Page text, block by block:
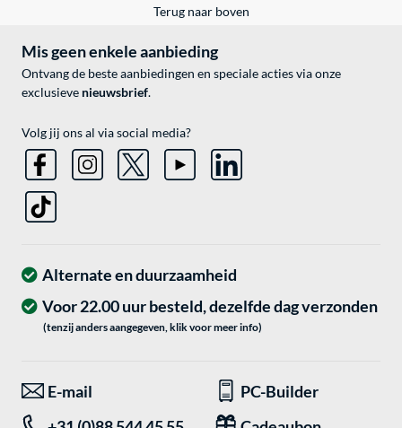
Terug naar boven
Mis geen enkele aanbieding
Ontvang de beste aanbiedingen en speciale acties via onze
exclusieve nieuwsbrief.
Volg jij ons al via social media?
Alternate en duurzaamheid
Voor 22.00 uur besteld, dezelfde dag verzonden
(tenzij anders aangegeven, klik voor meer info)
E-mail
PC-Builder